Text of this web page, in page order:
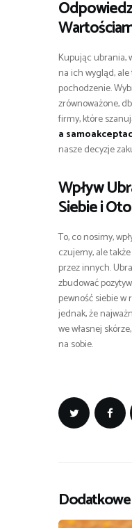
Kupując ubrania,
na ich wygląd,
pochodzenie.
zrównoważone,
firmy, które
a
nasze decyzje
Wpływ
Siebie i
To, co nosimy,
czujemy, ale
przez innych.
zbudować
pewność siebie
jednak, że
we własnej
na sobie.